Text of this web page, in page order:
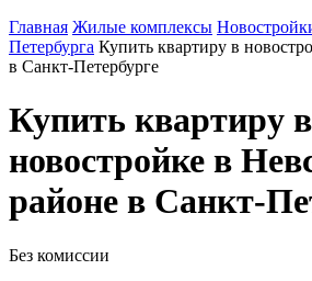
Главная Жилые комплексы
Петербурга Купить квартиру в
в Санкт-Петербурге
Купить квартиру в
новостройке в
районе в Санкт-
Без комиссии